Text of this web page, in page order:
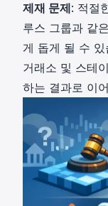
제재 문제: 적절
루스 그룹과 같
게 돕게 될 수
거래소 및 스테
하는 결과로 이